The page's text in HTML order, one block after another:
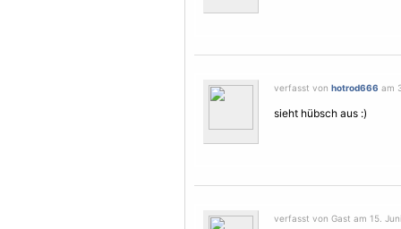
verfasst von hotrod666 am
sieht hübsch aus :)
verfasst von Gast am 15.